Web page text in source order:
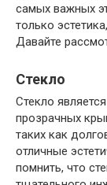
самых важных
только
Давайте
Стекло
Стекло
прозрачных
таких как
отличные
помнить, что